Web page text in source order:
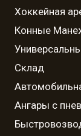
Хоккейная
Конные
Склад
Ангары с